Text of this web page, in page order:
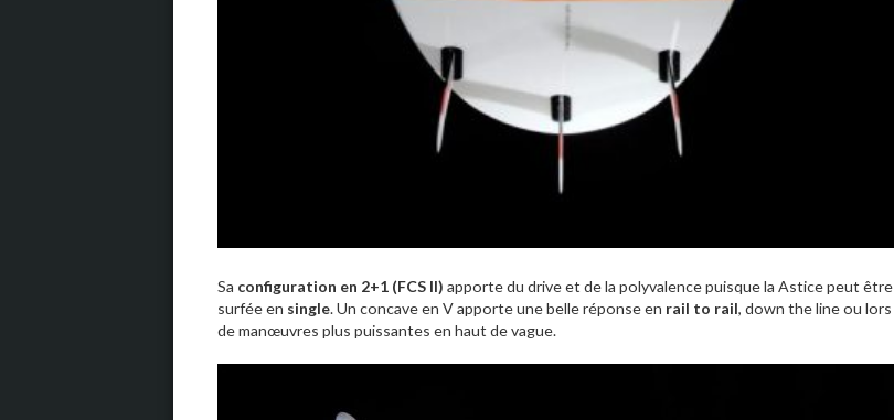
Sa configuration en 2+1 (FCS II) apporte du drive et de la polyvalence puisque la Astice peut être
surfée en single. Un concave en V apporte une belle réponse en rail to rail, down the line ou lors
de manœuvres plus puissantes en haut de vague.